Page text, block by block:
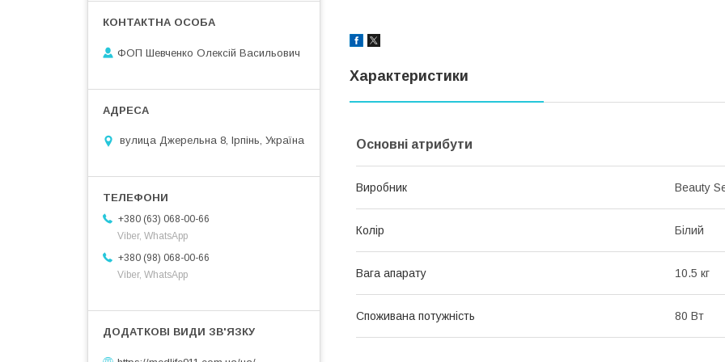
Характеристики
Основні атрибути
Виробник Beauty
Колір Білий
Вага апарату 10.5 кг
Споживана потужність 80 Вт
ФОП Шевченко Олексій Васильович
вулица Джерельна 8, Ірпінь, Україна
+380 (63) 068-00-66
Viber, WhatsApp
+380 (98) 068-00-66
Viber, WhatsApp